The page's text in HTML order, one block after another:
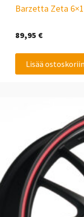
Barzetta Zeta
89,95 €
Lisää ostoskoriin